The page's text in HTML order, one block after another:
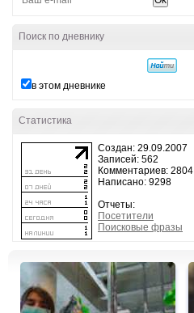
Поиск по дневнику
в этом дневнике
Статистика
Создан: 29.09.2007
Записей: 562
Комментариев: 2804
Написано: 9298
Отчеты:
Посетители
Поисковые фразы